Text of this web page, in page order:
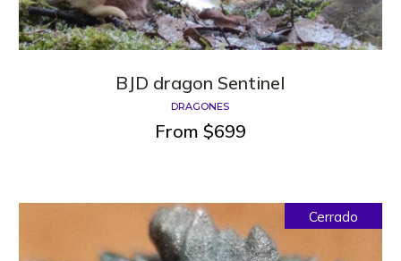
BJD dragon Sentinel
DRAGONES
From $699
Cerrado